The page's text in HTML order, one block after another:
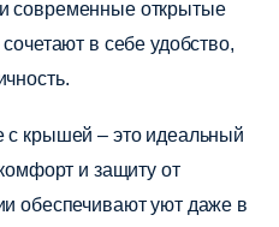
современные открытые
в себе удобство,
с крышей – это идеальный
и защиту от
обеспечивают уют даже в